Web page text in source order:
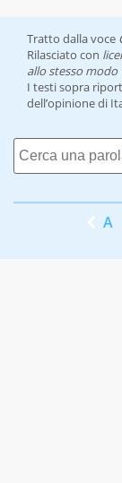
Tratto dalla voce
Rilasciato con
allo stesso modo
I testi sopra
dell’opinione di
A